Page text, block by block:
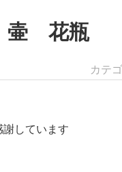
壷 花瓶
カテ
しています